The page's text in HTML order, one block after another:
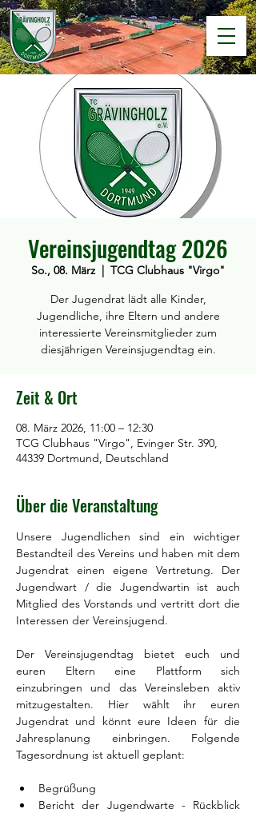
Vereinsjugendtag 2026
So., 08. März
  |
TCG Clubhaus "Virgo"
Der Jugendrat lädt alle Kinder,
Jugendliche, ihre Eltern und andere
interessierte Vereinsmitglieder zum
diesjährigen Vereinsjugendtag ein.
Zeit & Ort
08. März 2026, 11:00 – 12:30
TCG Clubhaus "Virgo", Evinger Str. 390,
44339 Dortmund, Deutschland
Über die Veranstaltung
Unsere Jugendlichen sind ein wichtiger
Bestandteil des Vereins und haben mit dem
Jugendrat einen eigene Vertretung. Der
Jugendwart / die Jugendwartin ist auch
Mitglied des Vorstands und vertritt dort die
Interessen der Vereinsjugend.
Der Vereinsjugendtag bietet euch und
euren Eltern eine Plattform sich
einzubringen und das Vereinsleben aktiv
mitzugestalten. Hier wählt ihr euren
Jugendrat und könnt eure Ideen für die
Jahresplanung einbringen. Folgende
Tagesordnung ist aktuell geplant:
Begrüßung
Bericht der Jugendwarte - Rückblick